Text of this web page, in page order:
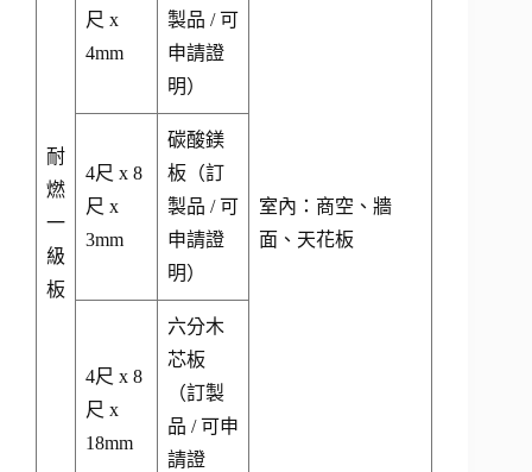
耐
燃
一
級
板
尺 x
4mm
製品 / 可
申請證
明）
室內：商空、牆
面、天花板
4尺 x 8
尺 x
3mm
碳酸鎂
板（訂
製品 / 可
申請證
明）
4尺 x 8
尺 x
18mm
六分木
芯板
（訂製
品 / 可申
請證